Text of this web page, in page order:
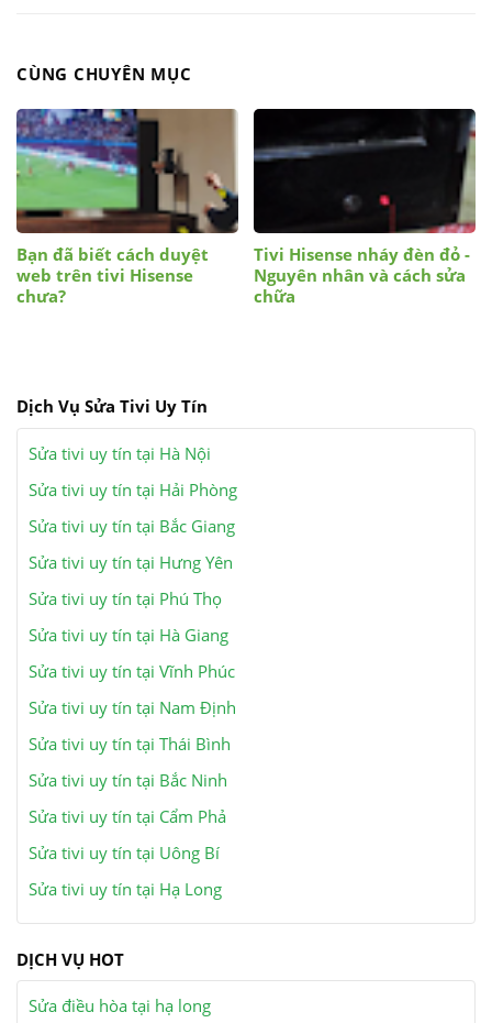
CÙNG CHUYÊN MỤC
Bạn đã biết cách duyệt
web trên tivi Hisense
chưa?
Tivi Hisense nháy đèn đỏ -
Nguyên nhân và cách sửa
chữa
Dịch Vụ Sửa Tivi Uy Tín
Sửa tivi uy tín tại Hà Nội
Sửa tivi uy tín tại Hải Phòng
Sửa tivi uy tín tại Bắc Giang
Sửa tivi uy tín tại Hưng Yên
Sửa tivi uy tín tại Phú Thọ
Sửa tivi uy tín tại Hà Giang
Sửa tivi uy tín tại Vĩnh Phúc
Sửa tivi uy tín tại Nam Định
Sửa tivi uy tín tại Thái Bình
Sửa tivi uy tín tại Bắc Ninh
Sửa tivi uy tín tại Cẩm Phả
Sửa tivi uy tín tại Uông Bí
Sửa tivi uy tín tại Hạ Long
DỊCH VỤ HOT
Sửa điều hòa tại hạ long